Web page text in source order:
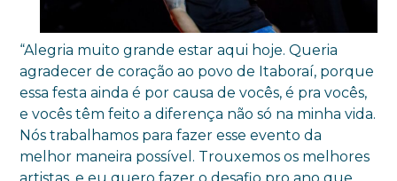
“Alegria muito grande estar aqui hoje. Queria
agradecer de coração ao povo de Itaboraí, porque
essa festa ainda é por causa de vocês, é pra vocês,
e vocês têm feito a diferença não só na minha vida.
Nós trabalhamos para fazer esse evento da
melhor maneira possível. Trouxemos os melhores
artistas, e eu quero fazer o desafio pro ano que